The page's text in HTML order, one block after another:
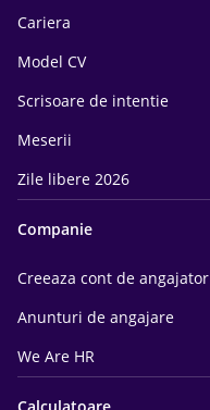
Cariera
Model CV
Scrisoare de intentie
Meserii
Zile libere 2026
Companie
Creeaza cont de angajator
Anunturi de angajare
We Are HR